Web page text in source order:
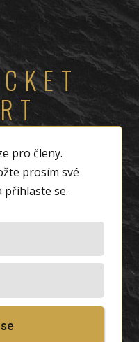
pro členy.
prosím své
přihlaste se.